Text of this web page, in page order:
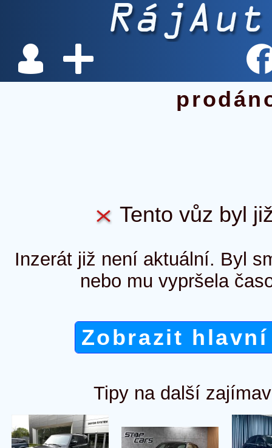
Tento vůz byl
Inzerát již není aktuální. Byl
nebo mu vypršela
Zobrazit
Tipy na další